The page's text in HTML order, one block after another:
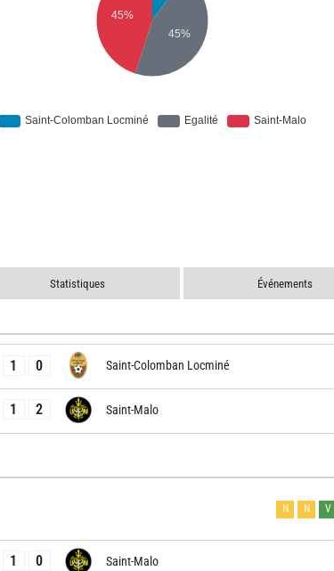
Statistiques Événements
1 0 Saint-Colomban Locminé
1 2 Saint-Malo
N N V
1 0 Saint-Malo